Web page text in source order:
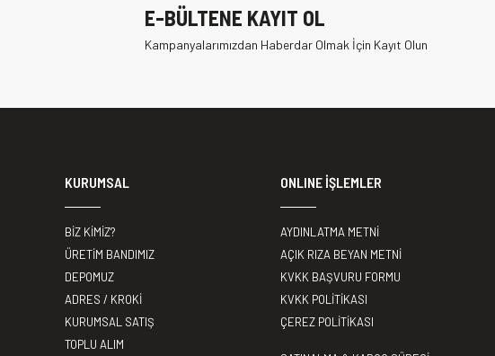
E-BÜLTENE KAYIT OL
Kampanyalarımızdan Haberdar Olmak İçin Kayıt Olun
KURUMSAL
BİZ KİMİZ?
ÜRETİM BANDIMIZ
DEPOMUZ
ADRES / KROKİ
KURUMSAL SATIŞ
TOPLU ALIM
ONLINE İŞLEMLER
AYDINLATMA METNİ
AÇIK RIZA BEYAN METNİ
KVKK BAŞVURU FORMU
KVKK POLİTİKASI
ÇEREZ POLİTİKASI